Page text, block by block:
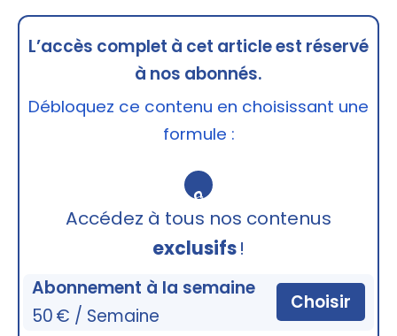
L’accès complet à cet article est réservé
à nos abonnés.
Débloquez ce contenu en choisissant une
formule :
🔒
Accédez à tous nos contenus
exclusifs!
Abonnement à la semaine
50 € / Semaine
Choisir